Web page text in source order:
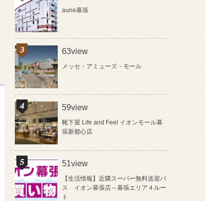
aune幕張
63view
メッセ・アミューズ・モール
59view
靴下屋 Life and Feel イオンモール幕
張新都心店
51view
【生活情報】近隣スーパー無料送迎バ
ス イオン幕張店～幕張エリア４ルー
ト